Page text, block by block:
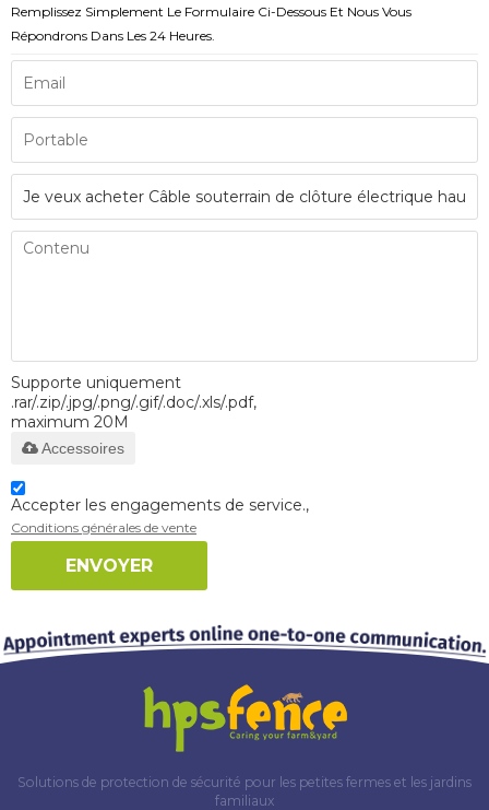
Remplissez Simplement Le Formulaire Ci-Dessous Et Nous Vous
Répondrons Dans Les 24 Heures.
Supporte uniquement
.rar/.zip/.jpg/.png/.gif/.doc/.xls/.pdf,
maximum 20M
Accessoires
Accepter les engagements de service.,
Conditions générales de vente
ENVOYER
Solutions de protection de sécurité pour les petites fermes et les jardins
familiaux